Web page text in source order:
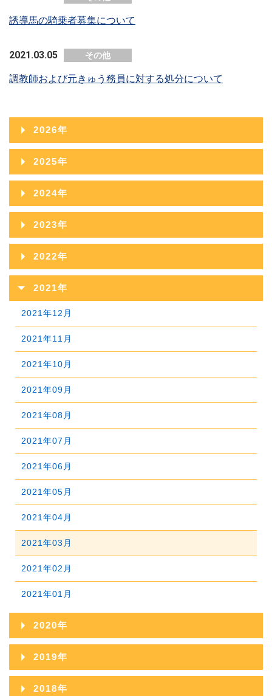
誘導馬の騎乗者募集について
2021.03.05 その他
調教師および元きゅう務員に対する処分について
2026年
2026年08月
2026年07月
2026年06月
2026年05月
2026年04月
2026年03月
2026年02月
2026年01月
2025年
2025年12月
2025年11月
2025年10月
2025年09月
2025年08月
2025年07月
2025年06月
2025年05月
2025年04月
2025年03月
2025年02月
2025年01月
2024年
2024年12月
2024年11月
2024年10月
2024年09月
2024年08月
2024年07月
2024年06月
2024年05月
2024年04月
2024年03月
2024年02月
2024年01月
2023年
2023年12月
2023年11月
2023年10月
2023年09月
2023年08月
2023年07月
2023年06月
2023年05月
2023年04月
2023年03月
2023年02月
2023年01月
2022年
2022年12月
2021年
2021年12月
2021年11月
2021年10月
2021年09月
2021年08月
2021年07月
2021年06月
2021年05月
2021年04月
2021年03月
2021年02月
2021年01月
2020年
2020年12月
2020年11月
2019年
2019年12月
2018年